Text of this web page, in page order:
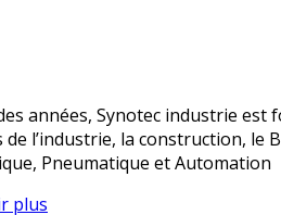
années, Synotec industrie
de l’industrie, la construction, le
Pneumatique et Automation
plus